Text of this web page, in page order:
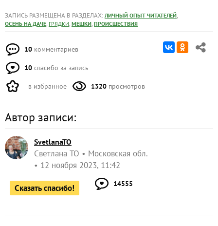
ЗАПИСЬ РАЗМЕЩЕНА В РАЗДЕЛАХ: ЛИЧНЫЙ ОПЫТ ЧИТАТЕЛЕЙ,
ОСЕНЬ НА ДАЧЕ, ГРЯДКИ, МЕШКИ, ПРОИСШЕСТВИЯ
10 комментариев
10 спасибо за запись
в избранное 1320 просмотров
Автор записи:
SvetlanaTO
Светлана ТО
Московская обл.
12 ноября 2023, 11:42
Сказать спасибо! 14555